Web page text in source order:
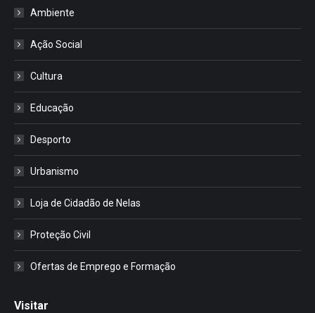
Ambiente
Ação Social
Cultura
Educação
Desporto
Urbanismo
Loja de Cidadão de Nelas
Proteção Civil
Ofertas de Emprego e Formação
Visitar